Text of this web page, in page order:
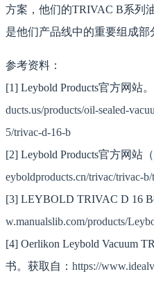
方案，他们的TRIVAC B系列
是他们产品线中的重要组成部
参考资料：
[1] Leybold Products官方网站
ducts.us/products/oil-sealed-
5/trivac-d-16-b
[2] Leybold Products官方网站
eyboldproducts.cn/trivac/trivac-
[3] LEYBOLD TRIVAC D 16
w.manualslib.com/products/
[4] Oerlikon Leybold Vacuum
书。获取自： https://